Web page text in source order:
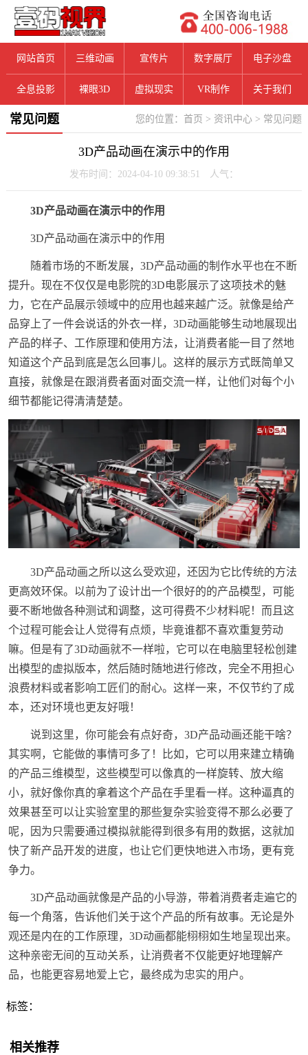
网站首页 三维动画 宣传片 数字展厅 电子沙盘
全息投影 裸眼3D 虚拟现实 VR制作 关于我们
您的位置： 首页 > 资讯中心 > 常见问题
常见问题
3D产品动画在演示中的作用
发布时间：2024-04-10 09:38:51 人气：
3D产品动画在演示中的作用
3D产品动画在演示中的作用
随着市场的不断发展，3D产品动画的制作水平也在不断
提升。现在不仅仅是电影院的3D电影展示了这项技术的魅
力，它在产品展示领域中的应用也越来越广泛。就像是给产
品穿上了一件会说话的外衣一样，3D动画能够生动地展现出
产品的样子、工作原理和使用方法，让消费者能一目了然地
知道这个产品到底是怎么回事儿。这样的展示方式既简单又
直接，就像是在跟消费者面对面交流一样，让他们对每个小
细节都能记得清清楚楚。
3D产品动画之所以这么受欢迎，还因为它比传统的方法
更高效环保。以前为了设计出一个很好的的产品模型，可能
要不断地做各种测试和调整，这可得费不少材料呢！而且这
个过程可能会让人觉得有点烦，毕竟谁都不喜欢重复劳动
嘛。但是有了3D动画就不一样啦，它可以在电脑里轻松创建
出模型的虚拟版本，然后随时随地进行修改，完全不用担心
浪费材料或者影响工匠们的耐心。这样一来，不仅节约了成
本，还对环境也更友好哦！
说到这里，你可能会有点好奇，3D产品动画还能干啥？
其实啊，它能做的事情可多了！比如，它可以用来建立精确
的产品三维模型，这些模型可以像真的一样旋转、放大缩
小，就好像你真的拿着这个产品在手里看一样。这种逼真的
效果甚至可以让实验室里的那些复杂实验变得不那么必要了
呢，因为只需要通过模拟就能得到很多有用的数据，这就加
快了新产品开发的进度，也让它们更快地进入市场，更有竞
争力。
3D产品动画就像是产品的小导游，带着消费者走遍它的
每一个角落，告诉他们关于这个产品的所有故事。无论是外
观还是内在的工作原理，3D动画都能栩栩如生地呈现出来。
这种亲密无间的互动关系，让消费者不仅能更好地理解产
品，也能更容易地爱上它，最终成为忠实的用户。
标签：
相关推荐